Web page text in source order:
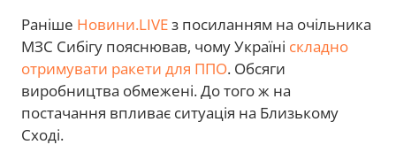
Раніше Новини.LIVEз посиланням на очільника
МЗС Сибігу пояснював, чому Україні складно
отримувати ракети для ППО. Обсяги
виробництва обмежені. До того ж на
постачання впливає ситуація на Близькому
Сході.